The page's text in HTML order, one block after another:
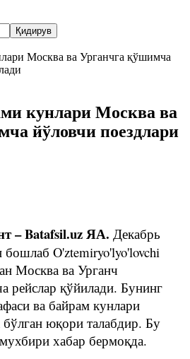
кунлари Москва ва
йўловчи поездлари
– Batafsil.uz ЯА. Декабрь
бошлаб O'ztemiryo'lyo'lovchi
Москва ва Урганч
рейслар қўйилади. Бунинг
ва байрам кунлари
бўлган юқори талабдир. Бу
хабар бермоқда.